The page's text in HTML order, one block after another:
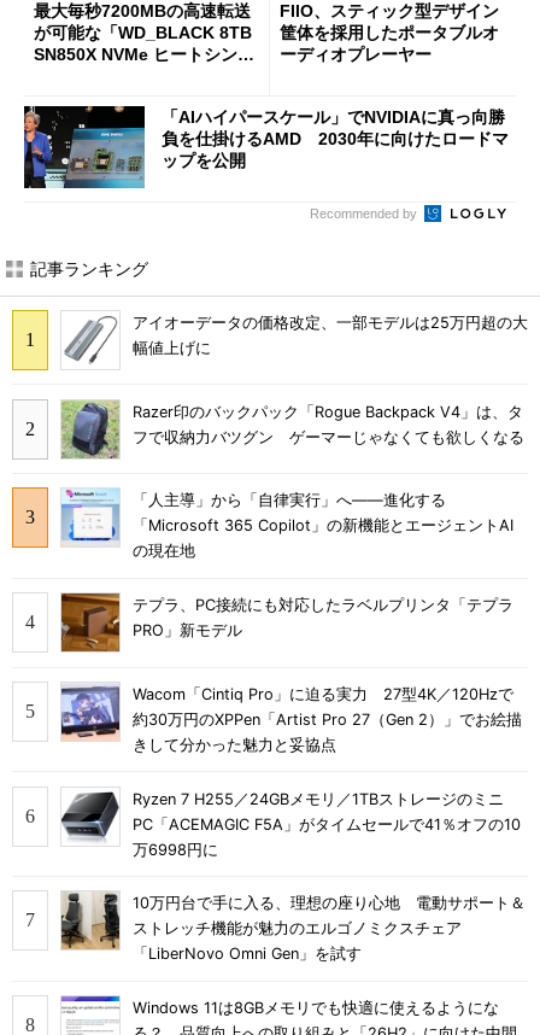
最大毎秒7200MBの高速転送
が可能な「WD_BLACK 8TB
SN850X NVMe ヒートシンク
FIIO、スティック型デザイン
筐体を採用したポータブルオ
ーディオプレーヤー
「AIハイパースケール」でNVIDIAに真っ向勝
負を仕掛けるAMD 2030年に向けたロードマ
ップを公開
Recommended by
記事ランキング
アイオーデータの価格改定、一部モデルは25万円超の大
幅値上げに
Razer印のバックパック「Rogue Backpack V4」は、タ
フで収納力バツグン ゲーマーじゃなくても欲しくなる
「人主導」から「自律実行」へ――進化する
「Microsoft 365 Copilot」の新機能とエージェントAI
の現在地
テプラ、PC接続にも対応したラベルプリンタ「テプラ
PRO」新モデル
Wacom「Cintiq Pro」に迫る実力 27型4K／120Hzで
約30万円のXPPen「Artist Pro 27（Gen 2）」でお絵描
きして分かった魅力と妥協点
Ryzen 7 H255／24GBメモリ／1TBストレージのミニ
PC「ACEMAGIC F5A」がタイムセールで41％オフの10
万6998円に
10万円台で手に入る、理想の座り心地 電動サポート＆
ストレッチ機能が魅力のエルゴノミクスチェア
「LiberNovo Omni Gen」を試す
Windows 11は8GBメモリでも快適に使えるようにな